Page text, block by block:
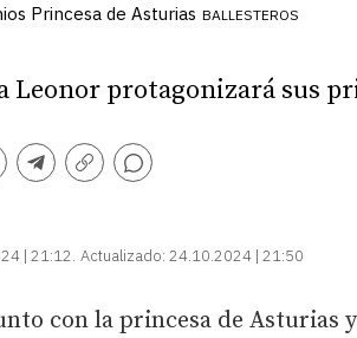
Princesa de Asturias BALLESTEROS
Leonor protagonizará sus
Telegram
Copiar
| 21:12 Actualizado: 24.10.2024 | 21:50
con la princesa de